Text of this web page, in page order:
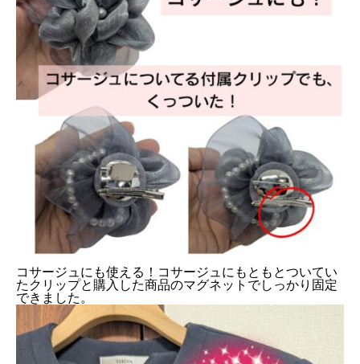
コサージュにも使える！コサージュにもともとついてい
たクリップと購入した商品のマグネットでしっかり固定
できました。